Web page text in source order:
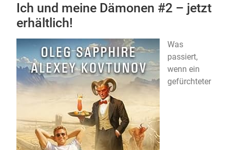
Ich und meine Dämonen #2 – jetzt
erhältlich!
Was
passiert,
wenn ein
gefürchteter